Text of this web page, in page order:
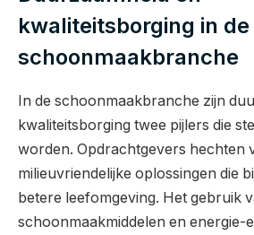
kwaliteitsborging in de
schoonmaakbranche
In de schoonmaakbranche zijn
kwaliteitsborging twee pijlers die
worden. Opdrachtgevers hechten
milieuvriendelijke oplossingen die
betere leefomgeving. Het gebruik
schoonmaakmiddelen en energie-